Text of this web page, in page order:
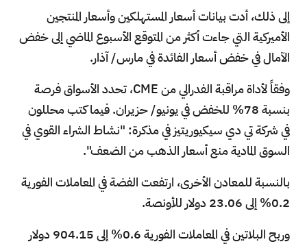
إلى ذلك، أدت بيانات أسعار المستهلكين وأسعار المنتجين
الأميركية التي جاءت أكثر من المتوقع الأسبوع الماضي إلى خفض
الآمال في خفض أسعار الفائدة في مارس/ آذار.
وفقاً لأداة مراقبة الفدرالي من CME، تحدد الأسواق فرصة
بنسبة 78% للخفض في يونيو/ حزيران. فيما كتب محللون
في شركة تي دي سيكيوريتيز في مذكرة: "نشاط الشراء القوي في
السوق المادية منع أسعار الذهب من الضعف".
بالنسبة للمعادن الأخرى، ارتفعت الفضة في المعاملات الفورية
0.2% إلى 23.06 دولار للأونصة.
وربح البلاتين في المعاملات الفورية 0.6% إلى 904.15 دولار